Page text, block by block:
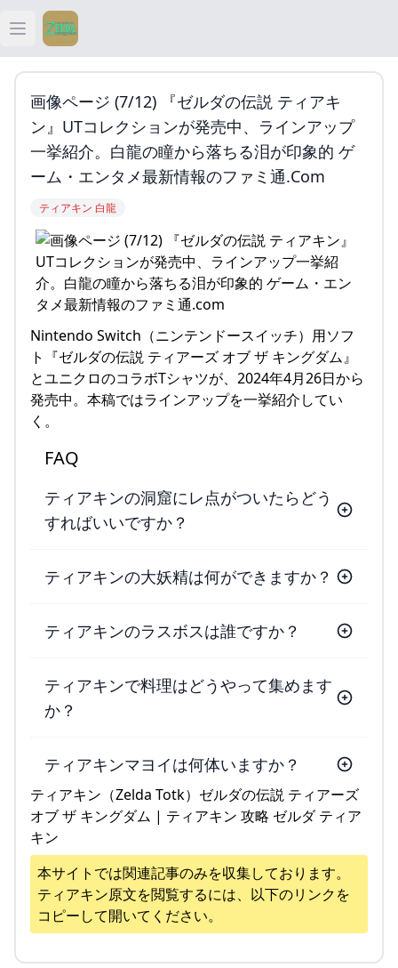
Open main menu
ティアキン
ティアキン 祠
ティアキン 武器
画像ページ (7/12) 『ゼルダの伝説 ティアキ
ン』UTコレクションが発売中、ラインアップ
一挙紹介。白龍の瞳から落ちる泪が印象的 ゲ
ーム・エンタメ最新情報のファミ通.com
ティアキン 白龍
Nintendo Switch（ニンテンドースイッチ）用ソフ
ト『ゼルダの伝説 ティアーズ オブ ザ キングダム』
とユニクロのコラボTシャツが、2024年4月26日から
発売中。本稿ではラインアップを一挙紹介してい
く。
FAQ
ティアキンの洞窟にレ点がついたらどう
すればいいですか？
ティアキンの大妖精は何ができますか？
ティアキンのラスボスは誰ですか？
ティアキンで料理はどうやって集めます
か？
ティアキンマヨイは何体いますか？
ティアキン（Zelda Totk）ゼルダの伝説 ティアーズ
オブ ザ キングダム | ティアキン 攻略 ゼルダ ティア
キン
本サイトでは関連記事のみを収集しております。
ティアキン原文を閲覧するには、以下のリンクを
コピーして開いてください。